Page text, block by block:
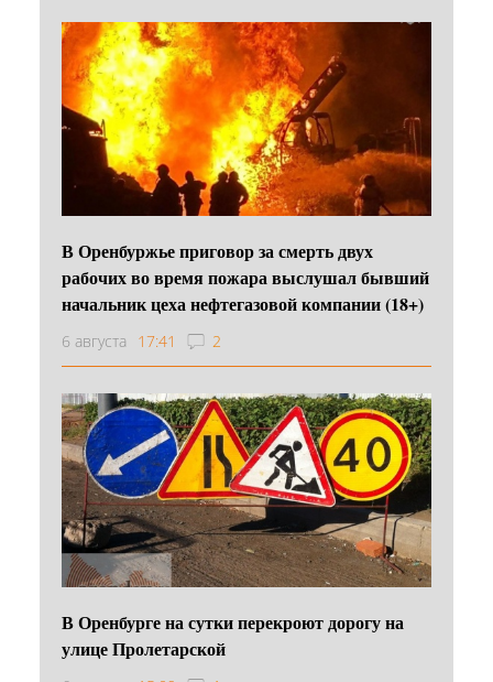
В Оренбуржье приговор за смерть двух
рабочих во время пожара выслушал бывший
начальник цеха нефтегазовой компании (18+)
6 августа 17:41 2
В Оренбурге на сутки перекроют дорогу на
улице Пролетарской